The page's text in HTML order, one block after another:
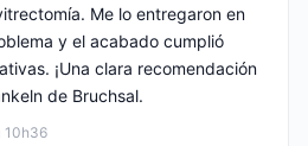
10h36
Me lo entregaron en
y el acabado cumplió
¡Una clara recomendación
de Bruchsal.